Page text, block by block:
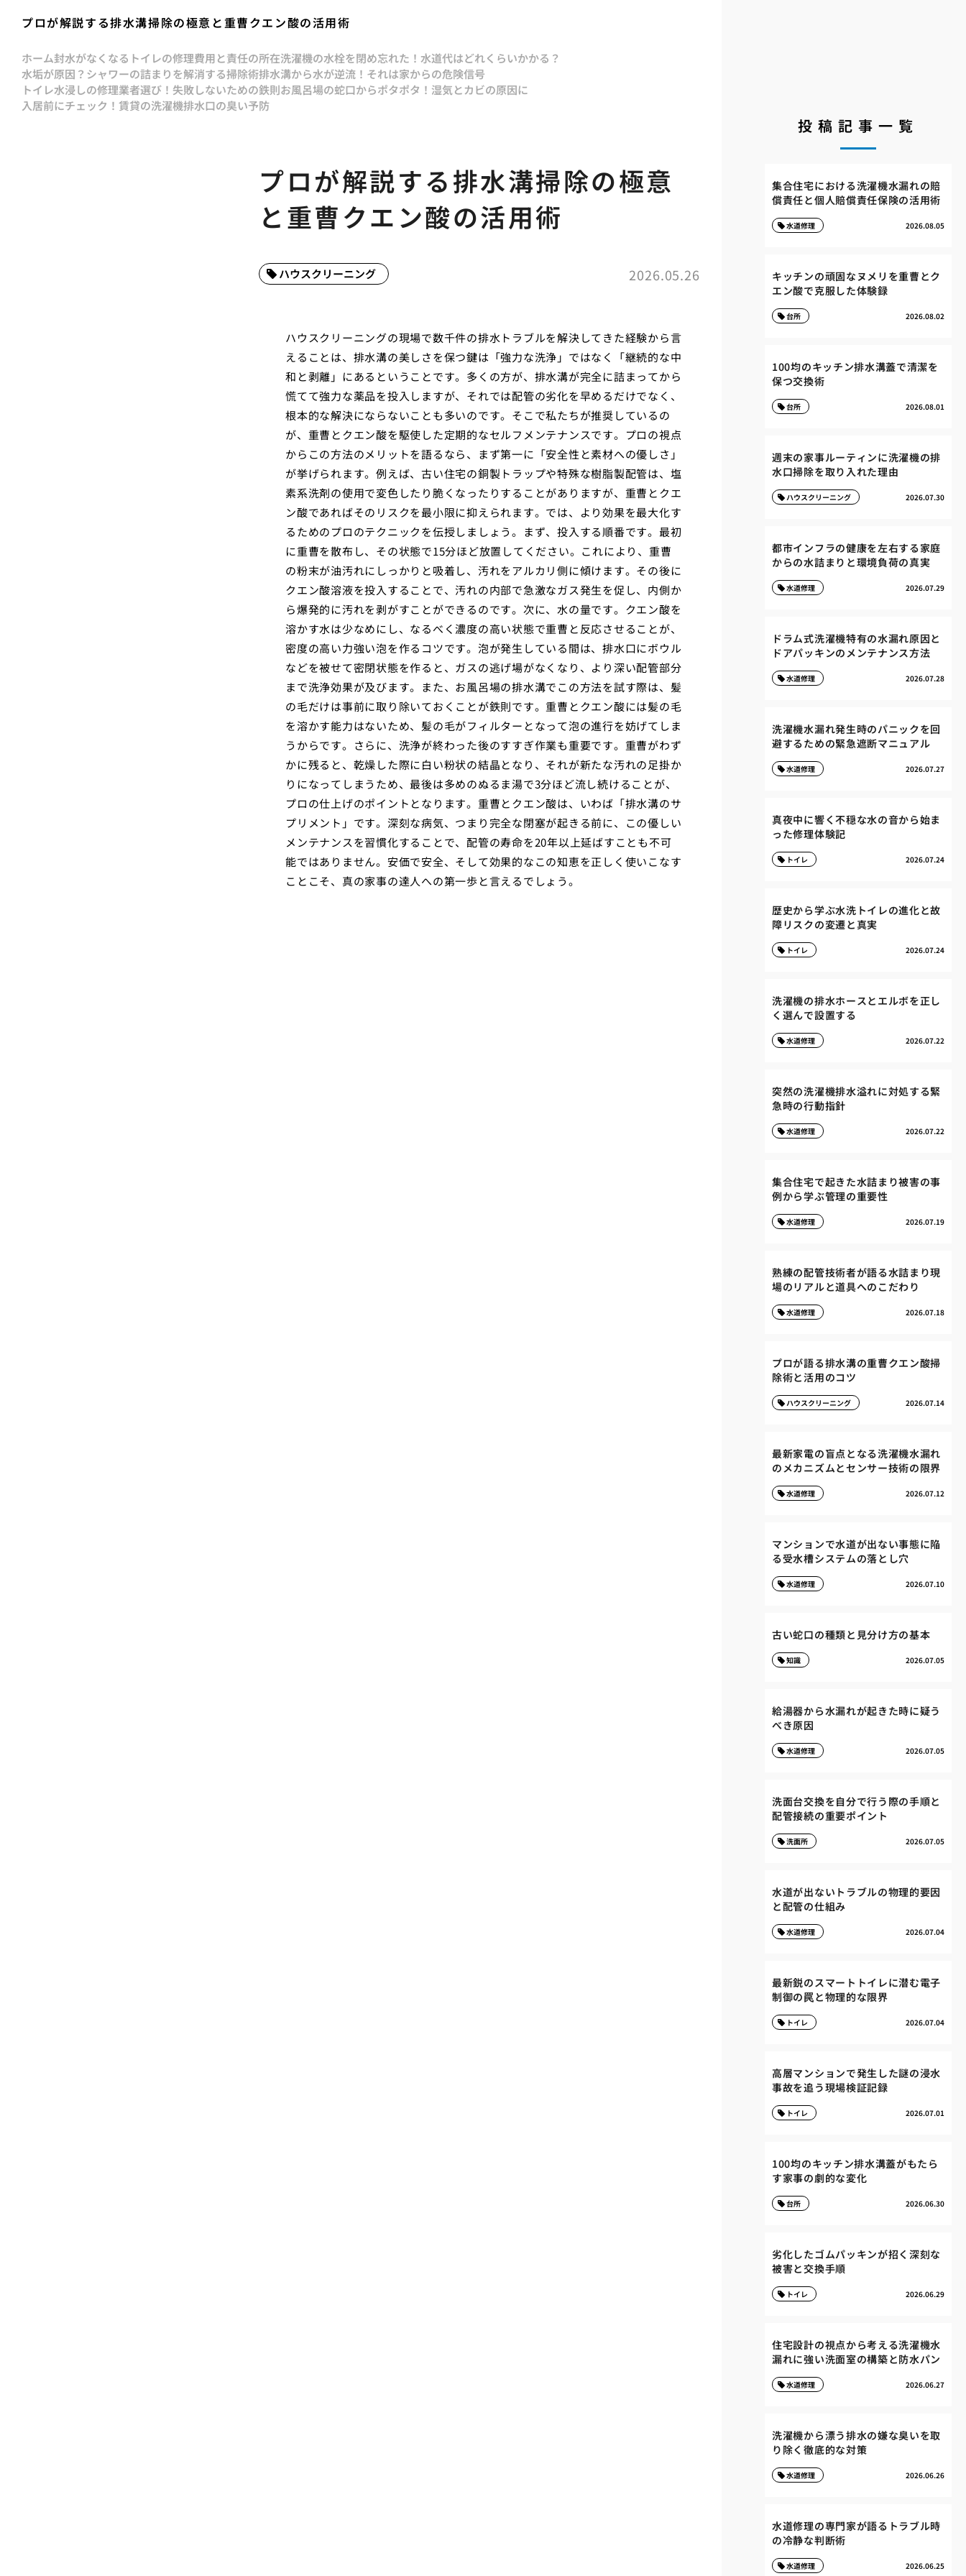
プロが解説する排水溝掃除の極意と重曹クエン酸の活用術
ホーム封水がなくなるトイレの修理費用と責任の所在洗濯機の水栓を閉め忘れた！水道代はどれくらいかかる？
水垢が原因？シャワーの詰まりを解消する掃除術排水溝から水が逆流！それは家からの危険信号
トイレ水浸しの修理業者選び！失敗しないための鉄則お風呂場の蛇口からポタポタ！湿気とカビの原因に
入居前にチェック！賃貸の洗濯機排水口の臭い予防
プロが解説する排水溝掃除の極意
と重曹クエン酸の活用術
2026.05.26
ハウスクリーニング
ハウスクリーニングの現場で数千件の排水トラブルを解決してきた経験から言
えることは、排水溝の美しさを保つ鍵は「強力な洗浄」ではなく「継続的な中
和と剥離」にあるということです。多くの方が、排水溝が完全に詰まってから
慌てて強力な薬品を投入しますが、それでは配管の劣化を早めるだけでなく、
根本的な解決にならないことも多いのです。そこで私たちが推奨しているの
が、重曹とクエン酸を駆使した定期的なセルフメンテナンスです。プロの視点
からこの方法のメリットを語るなら、まず第一に「安全性と素材への優しさ」
が挙げられます。例えば、古い住宅の銅製トラップや特殊な樹脂製配管は、塩
素系洗剤の使用で変色したり脆くなったりすることがありますが、重曹とクエ
ン酸であればそのリスクを最小限に抑えられます。では、より効果を最大化す
るためのプロのテクニックを伝授しましょう。まず、投入する順番です。最初
に重曹を散布し、その状態で15分ほど放置してください。これにより、重曹
の粉末が油汚れにしっかりと吸着し、汚れをアルカリ側に傾けます。その後に
クエン酸溶液を投入することで、汚れの内部で急激なガス発生を促し、内側か
ら爆発的に汚れを剥がすことができるのです。次に、水の量です。クエン酸を
溶かす水は少なめにし、なるべく濃度の高い状態で重曹と反応させることが、
密度の高い力強い泡を作るコツです。泡が発生している間は、排水口にボウル
などを被せて密閉状態を作ると、ガスの逃げ場がなくなり、より深い配管部分
まで洗浄効果が及びます。また、お風呂場の排水溝でこの方法を試す際は、髪
の毛だけは事前に取り除いておくことが鉄則です。重曹とクエン酸には髪の毛
を溶かす能力はないため、髪の毛がフィルターとなって泡の進行を妨げてしま
うからです。さらに、洗浄が終わった後のすすぎ作業も重要です。重曹がわず
かに残ると、乾燥した際に白い粉状の結晶となり、それが新たな汚れの足掛か
りになってしまうため、最後は多めのぬるま湯で3分ほど流し続けることが、
プロの仕上げのポイントとなります。重曹とクエン酸は、いわば「排水溝のサ
プリメント」です。深刻な病気、つまり完全な閉塞が起きる前に、この優しい
メンテナンスを習慣化することで、配管の寿命を20年以上延ばすことも不可
能ではありません。安価で安全、そして効果的なこの知恵を正しく使いこなす
ことこそ、真の家事の達人への第一歩と言えるでしょう。
投稿記事一覧
集合住宅における洗濯機水漏れの賠
償責任と個人賠償責任保険の活用術
2026.08.05
水道修理
キッチンの頑固なヌメリを重曹とク
エン酸で克服した体験録
2026.08.02
台所
100均のキッチン排水溝蓋で清潔を
保つ交換術
2026.08.01
台所
週末の家事ルーティンに洗濯機の排
水口掃除を取り入れた理由
2026.07.30
ハウスクリーニング
都市インフラの健康を左右する家庭
からの水詰まりと環境負荷の真実
2026.07.29
水道修理
ドラム式洗濯機特有の水漏れ原因と
ドアパッキンのメンテナンス方法
2026.07.28
水道修理
洗濯機水漏れ発生時のパニックを回
避するための緊急遮断マニュアル
2026.07.27
水道修理
真夜中に響く不穏な水の音から始ま
った修理体験記
2026.07.24
トイレ
歴史から学ぶ水洗トイレの進化と故
障リスクの変遷と真実
2026.07.24
トイレ
洗濯機の排水ホースとエルボを正し
く選んで設置する
2026.07.22
水道修理
突然の洗濯機排水溢れに対処する緊
急時の行動指針
2026.07.22
水道修理
集合住宅で起きた水詰まり被害の事
例から学ぶ管理の重要性
2026.07.19
水道修理
熟練の配管技術者が語る水詰まり現
場のリアルと道具へのこだわり
2026.07.18
水道修理
プロが語る排水溝の重曹クエン酸掃
除術と活用のコツ
2026.07.14
ハウスクリーニング
最新家電の盲点となる洗濯機水漏れ
のメカニズムとセンサー技術の限界
2026.07.12
水道修理
マンションで水道が出ない事態に陥
る受水槽システムの落とし穴
2026.07.10
水道修理
古い蛇口の種類と見分け方の基本
2026.07.05
知識
給湯器から水漏れが起きた時に疑う
べき原因
2026.07.05
水道修理
洗面台交換を自分で行う際の手順と
配管接続の重要ポイント
2026.07.05
洗面所
水道が出ないトラブルの物理的要因
と配管の仕組み
2026.07.04
水道修理
最新鋭のスマートトイレに潜む電子
制御の罠と物理的な限界
2026.07.04
トイレ
高層マンションで発生した謎の浸水
事故を追う現場検証記録
2026.07.01
トイレ
100均のキッチン排水溝蓋がもたら
す家事の劇的な変化
2026.06.30
台所
劣化したゴムパッキンが招く深刻な
被害と交換手順
2026.06.29
トイレ
住宅設計の視点から考える洗濯機水
漏れに強い洗面室の構築と防水パン
2026.06.27
水道修理
洗濯機から漂う排水の嫌な臭いを取
り除く徹底的な対策
2026.06.26
水道修理
水道修理の専門家が語るトラブル時
の冷静な判断術
2026.06.25
水道修理